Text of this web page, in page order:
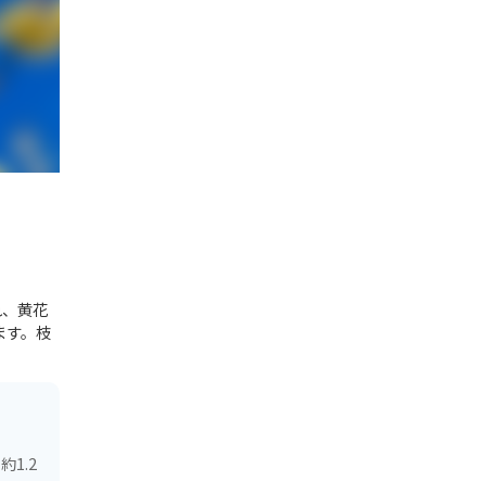
黄花
す。枝
1.2